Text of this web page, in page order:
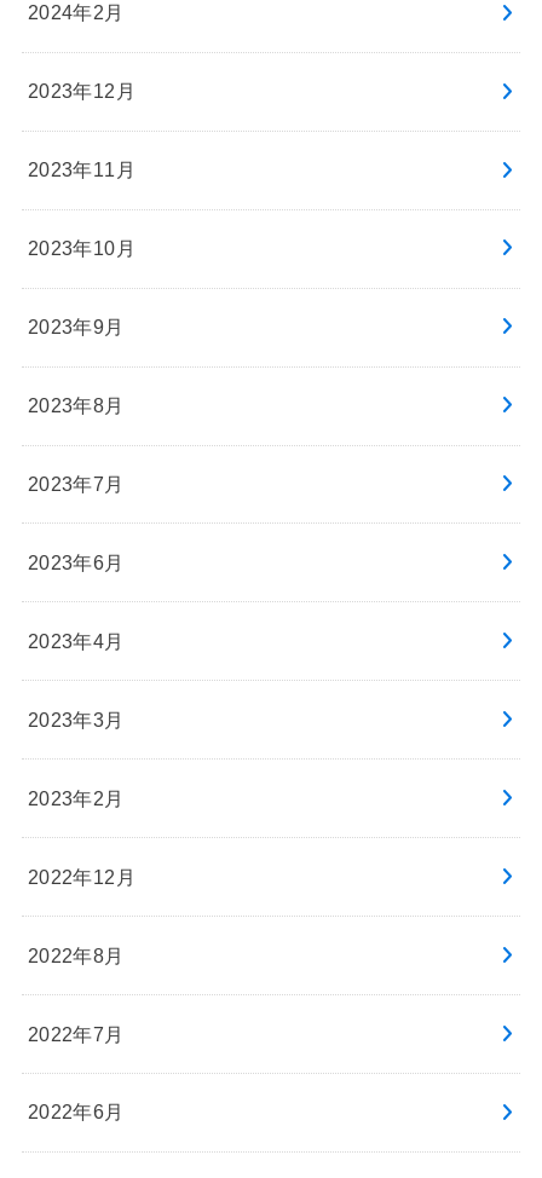
2024年2月
2023年12月
2023年11月
2023年10月
2023年9月
2023年8月
2023年7月
2023年6月
2023年4月
2023年3月
2023年2月
2022年12月
2022年8月
2022年7月
2022年6月